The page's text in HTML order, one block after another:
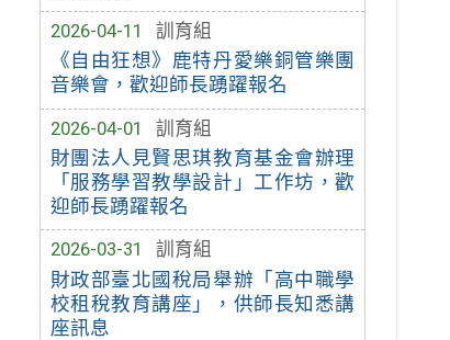
2026-04-11
訓育組
《自由狂想》鹿特丹愛樂銅管樂團
音樂會，歡迎師長踴躍報名
2026-04-01
訓育組
財團法人見賢思琪教育基金會辦理
「服務學習教學設計」工作坊，歡
迎師長踴躍報名
2026-03-31
訓育組
財政部臺北國稅局舉辦「高中職學
校租稅教育講座」，供師長知悉講
座訊息